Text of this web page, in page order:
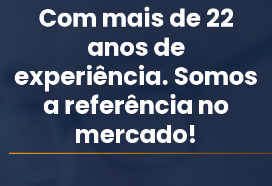
Com mais de 22
anos de
experiência. Somos
a referência no
mercado!